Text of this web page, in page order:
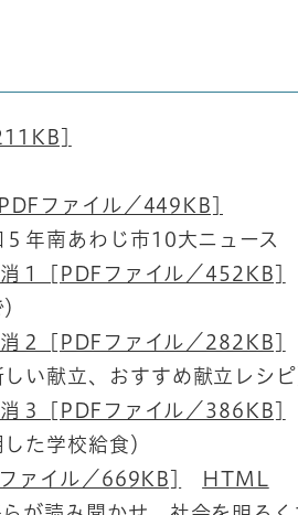
ファイル／449KB]
年南あわじ市10大ニュース
１ [PDFファイル／452KB]
２ [PDFファイル／282KB]
い献立、おすすめ献立レシピ
３ [PDFファイル／386KB]
た学校給食）
ァイル／669KB]
HTML​